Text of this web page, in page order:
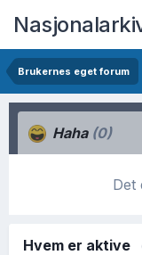
Brukernes eget forum
Haha (0)
Det
Hvem er aktive